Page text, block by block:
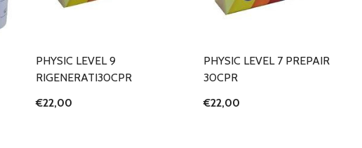
PHYSIC LEVEL 9
RIGENERATI30CPR
€22,00
PHYSIC LEVEL 7 PREPAIR
30CPR
€22,00